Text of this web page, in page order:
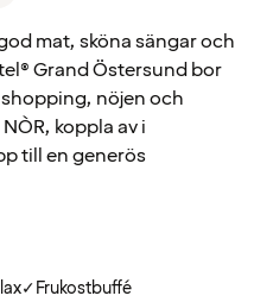
mat, sköna sängar och
Grand Östersund bor
nöjen och
koppla av i
till en generös
✓Frukostbuffé